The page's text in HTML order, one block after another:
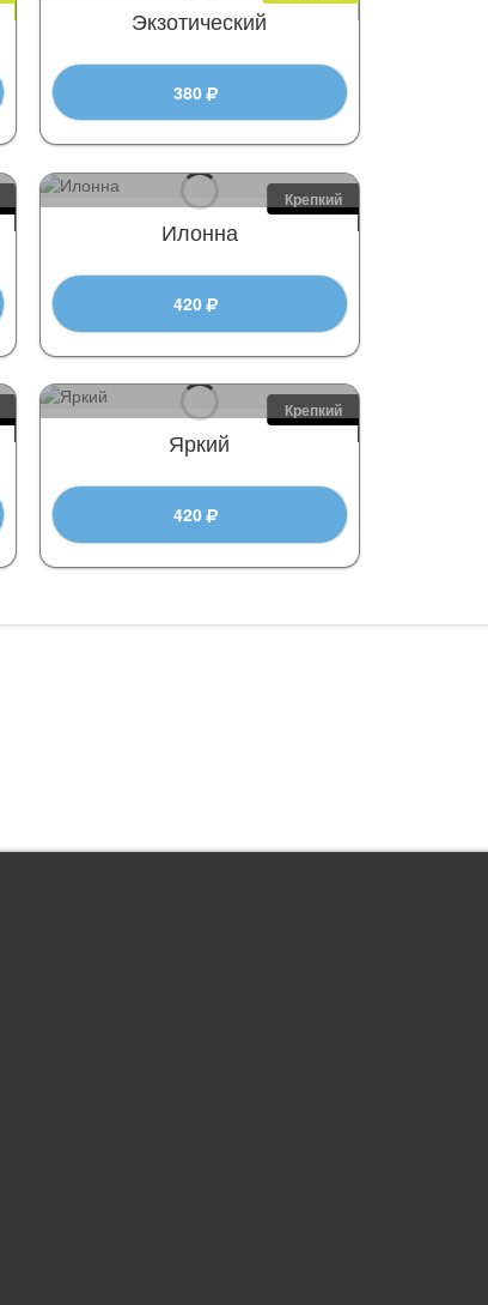
Экзотический
380
Илонна
420
Крепкий
Яркий
420
Крепкий